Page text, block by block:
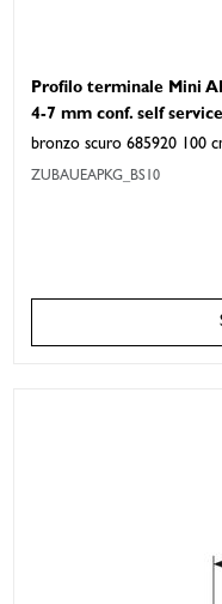
Profilo terminale Mini
4-7 mm conf. self service
bronzo scuro 685920 100
ZUBAUEAPKG_BS10